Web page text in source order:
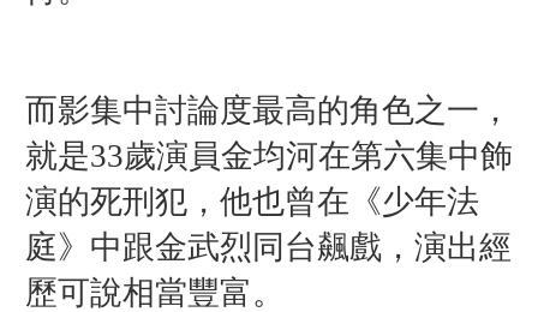
而影集中討論度最高的角色之一，
就是33歲演員金均河在第六集中飾
演的死刑犯，他也曾在《少年法
庭》中跟金武烈同台飆戲，演出經
歷可說相當豐富。